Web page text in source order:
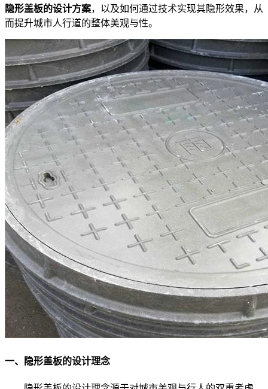
隐形盖板的设计方案，以及如何通过技术实现其隐形效果，从
而提升城市人行道的整体美观与性。
一、隐形盖板的设计理念